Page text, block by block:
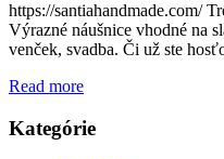
https://santiahandmade.com/
Výrazné náušnice vhodné na
venček, svadba. Či už ste
Read more
Kategórie